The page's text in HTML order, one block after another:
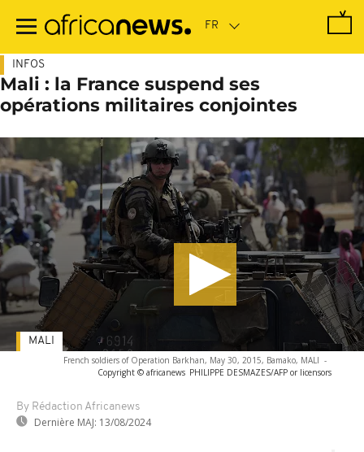
contenu
INFOS
Mali : la France suspend ses
opérations militaires conjointes
French soldiers of Operation Barkhan, May 30, 2015, Bamako, MALI -
Copyright © africanews PHILIPPE DESMAZES/AFP or licensors
By Rédaction Africanews
Dernière MAJ: 13/08/2024
MALI